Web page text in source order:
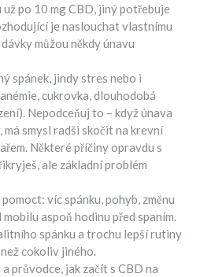
po 10 mg CBD, jiný potřebuje
je naslouchat vlastnímu
můžou někdy únavu
spánek, jindy stres nebo i
cukrovka, dlouhodobá
Nepodceňuj to – když únava
smysl radši skočit na krevní
Některé příčiny opravdu s
ale základní problém
víc spánku, pohyb, změnu
aspoň hodinu před spaním.
spánku a trochu lepší rutiny
cokoliv jiného.
průvodce, jak začít s CBD na